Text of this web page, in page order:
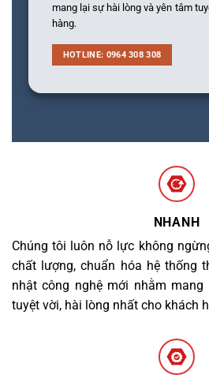
mang lại sự hài lòng và yên tâm
hàng.
HOTLINE: 0964 308 308
NHANH
Chúng tôi luôn nỗ lực không
chất lượng, chuẩn hóa hệ thống
nhật công nghệ mới nhằm
tuyệt vời, hài lòng nhất cho khách